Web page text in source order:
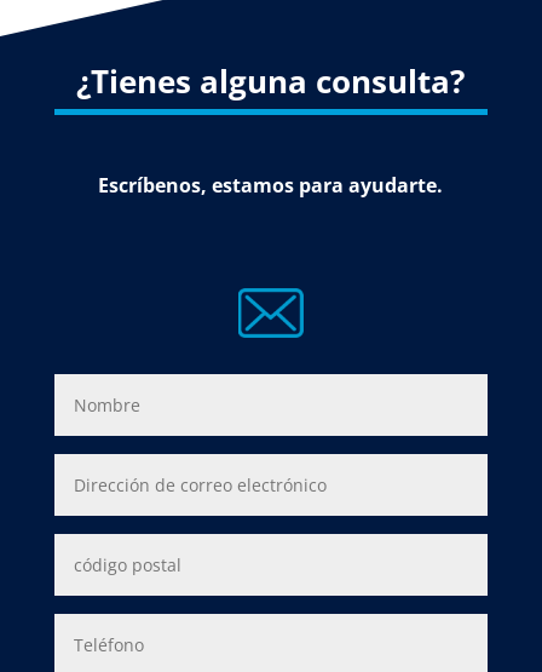
¿Tienes alguna consulta?
Escríbenos, estamos para ayudarte.